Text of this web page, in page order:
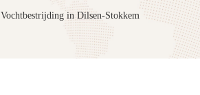
Vochtbestrijding in Dilsen-Stokkem